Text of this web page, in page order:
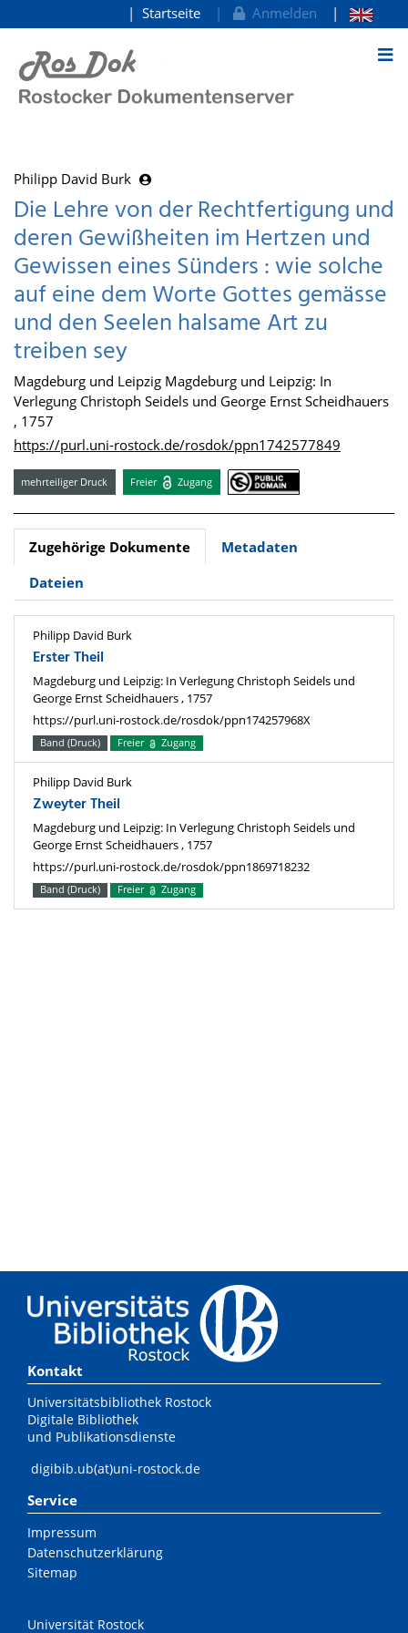
zum Inhalt
Startseite Anmelden
Philipp David Burk
Die Lehre von der Rechtfertigung und
deren Gewißheiten im Hertzen und
Gewissen eines Sünders : wie solche
auf eine dem Worte Gottes gemässe
und den Seelen halsame Art zu
treiben sey
Magdeburg und Leipzig Magdeburg und Leipzig: In
Verlegung Christoph Seidels und George Ernst Scheidhauers
, 1757
https://purl.uni-rostock.de/rosdok/ppn1742577849
mehrteiliger Druck Freier Zugang
Zugehörige Dokumente
Metadaten
Dateien
Philipp David Burk
Erster Theil
Magdeburg und Leipzig: In Verlegung Christoph Seidels und
George Ernst Scheidhauers , 1757
https://purl.uni-rostock.de/rosdok/ppn174257968X
Band (Druck) Freier Zugang
Philipp David Burk
Zweyter Theil
Magdeburg und Leipzig: In Verlegung Christoph Seidels und
George Ernst Scheidhauers , 1757
https://purl.uni-rostock.de/rosdok/ppn1869718232
Band (Druck) Freier Zugang
Kontakt
Universitätsbibliothek Rostock
Digitale Bibliothek
und Publikationsdienste
digibib.ub(at)uni-rostock.de
Service
Impressum
Datenschutzerklärung
Sitemap
Universität Rostock